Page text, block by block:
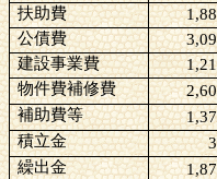
扶助費
公債費
建設事業費
物件費補修費
補助費等
積立金
繰出金